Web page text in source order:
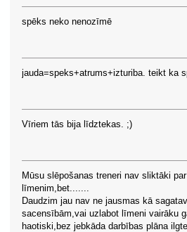
spēks neko nenozīmē
jauda=speks+atrums+izturiba. teikt ka
Vīriem tās bija līdztekas. ;)
Mūsu slēpošanas treneri nav sliktāki
līmenim,bet.......
Daudzim jau nav ne jausmas kā
sacensībām,vai uzlabot līmeni vairāku
haotiski,bez jebkāda darbības plāna